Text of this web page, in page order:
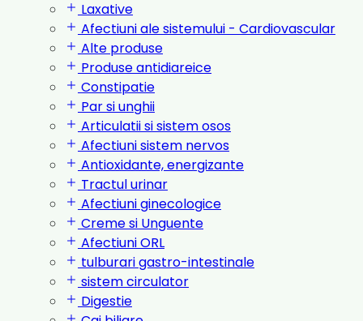
Laxative
Afectiuni ale sistemului - Cardiovascular
Alte produse
Produse antidiareice
Constipatie
Par si unghii
Articulatii si sistem osos
Afectiuni sistem nervos
Antioxidante, energizante
Tractul urinar
Afectiuni ginecologice
Creme si Unguente
Afectiuni ORL
tulburari gastro-intestinale
sistem circulator
Digestie